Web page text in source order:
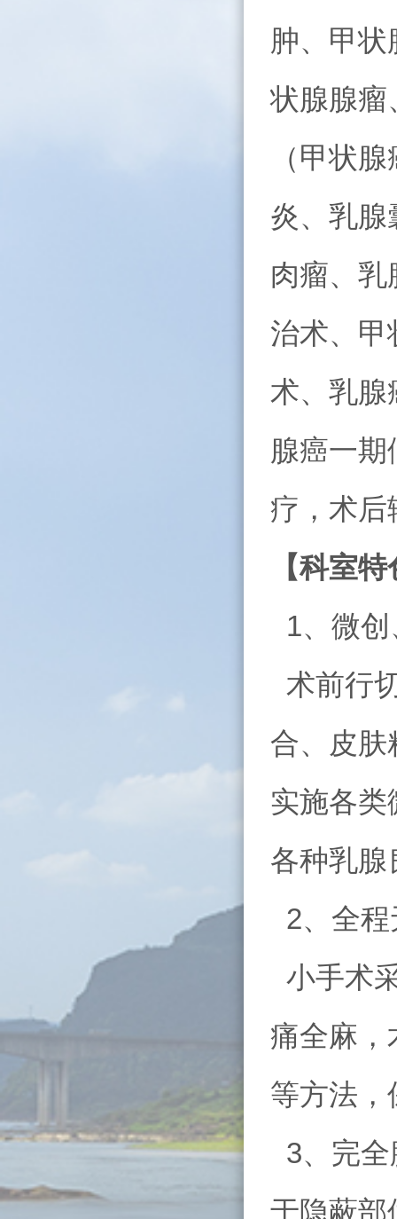
肿、甲
状腺腺瘤
（甲状
炎、乳腺
肉瘤、
治术、甲
术、乳腺
腺癌一
疗，术后
【科室
1、微
术前行
合、皮肤
实施各类
各种乳腺
2、全
小手术
痛全麻，
等方法，
3、完
于隐蔽部